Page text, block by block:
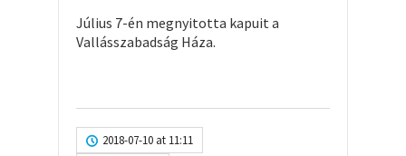
Július 7-én megnyitotta kapuit a
Vallásszabadság Háza.
2018-07-10 at 11:11